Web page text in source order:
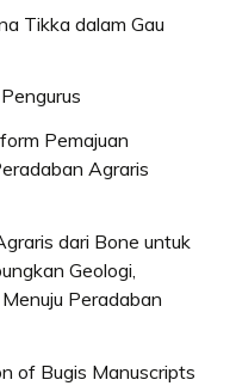
Tikka dalam Gau
Pemajuan
Agraris
dari Bone untuk
Geologi,
Peradaban
of Bugis Manuscripts